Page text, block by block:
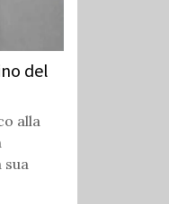
del
alla
sua